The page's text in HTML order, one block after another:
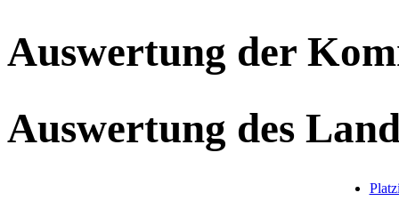
Auswertung der
Auswertung des